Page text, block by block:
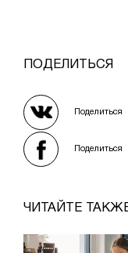
ПОДЕЛИТЬСЯ
Поделиться
Поделиться
ЧИТАЙТЕ